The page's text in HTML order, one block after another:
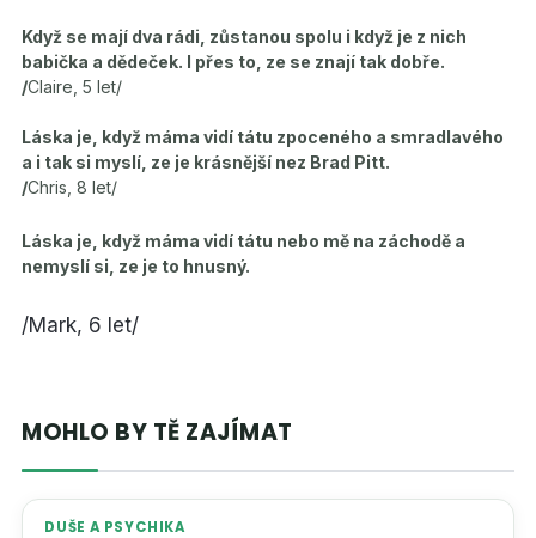
Když se mají dva rádi, zůstanou spolu i když je z nich
babička a dědeček. I přes to, ze se znají tak dobře.
/Claire, 5 let/
Láska je, když máma vidí tátu zpoceného a smradlavého
a i tak si myslí, ze je krásnější nez Brad Pitt.
/Chris, 8 let/
Láska je, když máma vidí tátu nebo mě na záchodě a
nemyslí si, ze je to hnusný.
/Mark, 6 let/
MOHLO BY TĚ ZAJÍMAT
DUŠE A PSYCHIKA